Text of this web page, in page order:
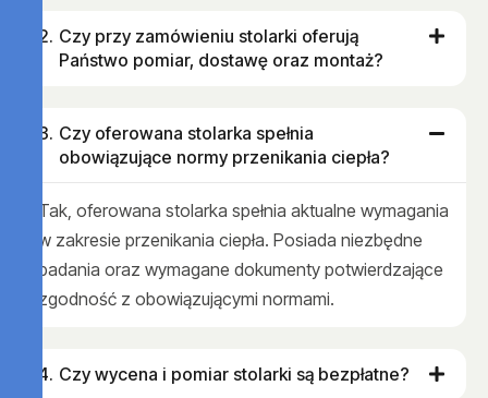
Czy przy zamówieniu stolarki oferują
Państwo pomiar, dostawę oraz montaż?
Czy oferowana stolarka spełnia
obowiązujące normy przenikania ciepła?
Tak, oferowana stolarka spełnia aktualne wymagania
w zakresie przenikania ciepła. Posiada niezbędne
badania oraz wymagane dokumenty potwierdzające
zgodność z obowiązującymi normami.
Czy wycena i pomiar stolarki są bezpłatne?